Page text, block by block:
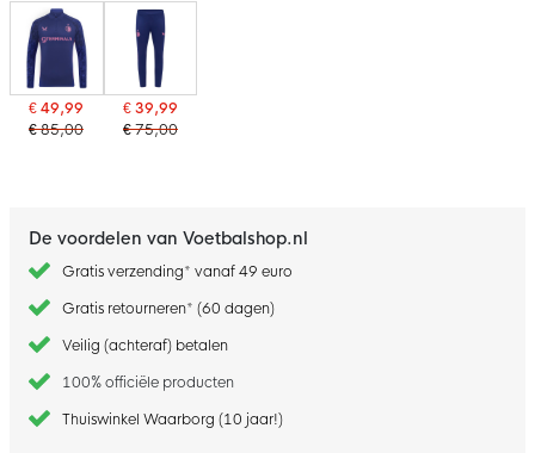
€ 49,99
€ 85,00
€ 39,99
€ 75,00
De voordelen van Voetbalshop.nl
Gratis verzending* vanaf 49 euro
Gratis retourneren* (60 dagen)
Veilig (achteraf) betalen
100% officiële producten
Thuiswinkel Waarborg (10 jaar!)